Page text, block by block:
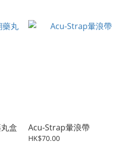
盒 Acu-Strap暈浪帶
HK$70.00